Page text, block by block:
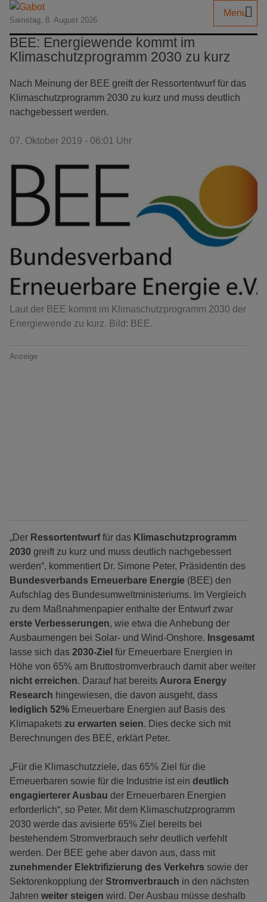
Samstag, 8. August 2026
Menu
BEE: Energiewende kommt im
Klimaschutzprogramm 2030 zu kurz
Nach Meinung der BEE greift der Ressortentwurf für das
Klimaschutzprogramm 2030 zu kurz und muss deutlich
nachgebessert werden.
07. Oktober 2019 - 06:01 Uhr
Laut der BEE kommt im Klimaschutzprogramm 2030 der
Energiewende zu kurz. Bild: BEE.
Anzeige
„Der Ressortentwurffür das Klimaschutzprogramm
2030 greift zu kurz und muss deutlich nachgebessert
werden“, kommentiert Dr. Simone Peter, Präsidentin des
Bundesverbands Erneuerbare Energie (BEE) den
Aufschlag des Bundesumweltministeriums. Im Vergleich
zu dem Maßnahmenpapier enthalte der Entwurf zwar
erste Verbesserungen, wie etwa die Anhebung der
Ausbaumengen bei Solar- und Wind-Onshore. Insgesamt
lasse sich das 2030-Ziel für Erneuerbare Energien in
Höhe von 65% am Bruttostromverbrauch damit aber weiter
nicht erreichen. Darauf hat bereits Aurora Energy
Research hingewiesen, die davon ausgeht, dass
lediglich 52% Erneuerbare Energien auf Basis des
Klimapakets zu erwarten seien. Dies decke sich mit
Berechnungen des BEE, erklärt Peter.
„Für die Klimaschutzziele, das 65% Ziel für die
Erneuerbaren sowie für die Industrie ist ein deutlich
engagierterer Ausbau der Erneuerbaren Energien
erforderlich“, so Peter. Mit dem Klimaschutzprogramm
2030 werde das avisierte 65% Ziel bereits bei
bestehendem Stromverbrauch sehr deutlich verfehlt
werden. Der BEE gehe aber davon aus, dass mit
zunehmender Elektrifizierung des Verkehrs sowie der
Sektorenkopplung der Stromverbrauch in den nächsten
Jahren weiter steigen wird. Der Ausbau müsse deshalb